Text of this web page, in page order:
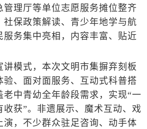
管理厅等单位志愿服务摊位整齐
社保政策解读、青少年地学与航
服务集中亮相，内容丰富、贴近
模式，本次文明市集摒弃刻板
验、面对面服务、互动式科普搭
老中青幼全年龄段需求，实现“一
收获”。非遗展示、魔术互动、戏
演，不少群众驻足咨询、动手体